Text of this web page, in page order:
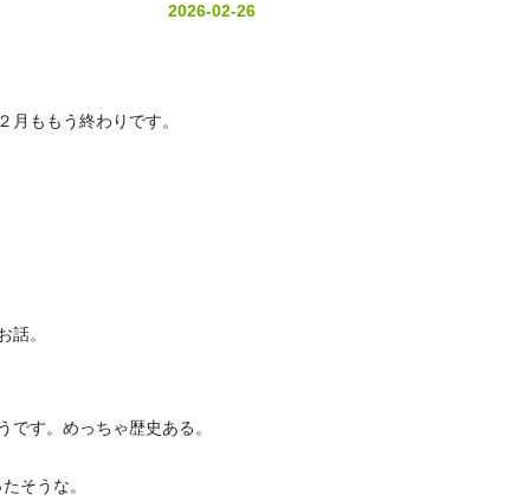
2026-02-26
ももう終わりです。
話。
す。めっちゃ歴史ある。
そうな。